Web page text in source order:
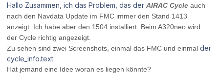
Hallo Zusammen, ich das Problem, das der AIRAC Cycle auch
nach den Navdata Update im FMC immer den Stand 1413
anzeigt. Ich habe aber den 1504 installiert. Beim A320neo wird
der Cycle richtig angezeigt.
Zu sehen sind zwei Screenshots, einmal das FMC und einmal der
cycle_info.text.
Hat jemand eine Idee woran es liegen könnte?